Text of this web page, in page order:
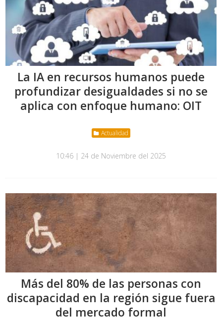
La IA en recursos humanos puede
profundizar desigualdades si no se
aplica con enfoque humano: OIT
Actualidad
10:46 | 24 de Noviembre del 2025
Más del 80% de las personas con
discapacidad en la región sigue fuera
del mercado formal